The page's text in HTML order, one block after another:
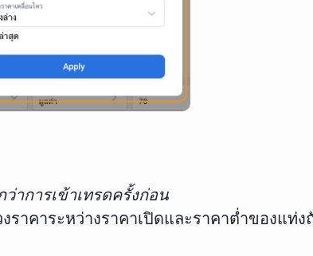
าการเข้าเทรดครั้งก่อน
ราคาระหว่างราคาเปิดและราคาต่ำของแท่ง